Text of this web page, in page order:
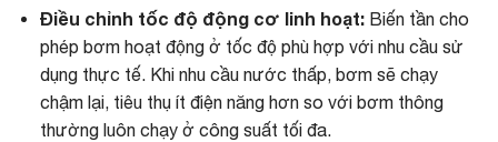
Điều chỉnh tốc độ động cơ linh hoạt:Biến tần cho
phép bơm hoạt động ở tốc độ phù hợp với nhu cầu sử
dụng thực tế. Khi nhu cầu nước thấp, bơm sẽ chạy
chậm lại, tiêu thụ ít điện năng hơn so với bơm thông
thường luôn chạy ở công suất tối đa.